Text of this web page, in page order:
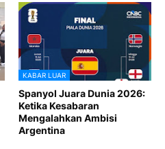
KABAR LUAR
Spanyol Juara Dunia 2026:
Ketika Kesabaran
Mengalahkan Ambisi
Argentina